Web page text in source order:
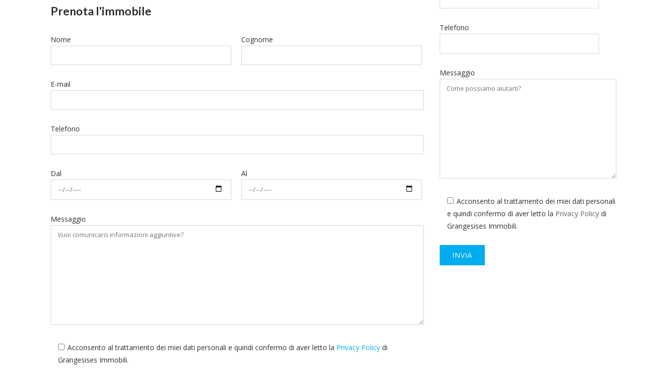
Prenota l'immobile
Nome Cognome
E-mail
Telefono
Dal Al
Messaggio
Acconsento al trattamento dei miei dati personali e quindi confermo di aver letto la Privacy Policy di
Grangesises Immobili.
Telefono
Messaggio
Acconsento al trattamento dei miei dati personali
e quindi confermo di aver letto la Privacy Policydi
Grangesises Immobili.